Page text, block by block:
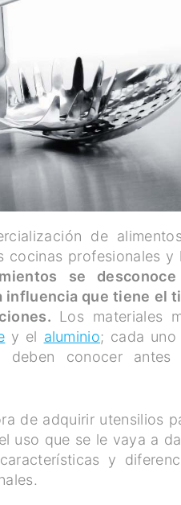
de
cocinas profesionales y
se
influencia que tiene el
Los materiales
y el aluminio; cada uno
deben conocer antes
de adquirir utensilios
uso que se le vaya a
y